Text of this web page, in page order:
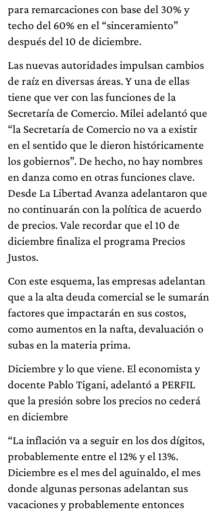
para remarcaciones con base del 30% y
techo del 60% en el “sinceramiento”
después del 10 de diciembre.
Las nuevas autoridades impulsan cambios
de raíz en diversas áreas. Y una de ellas
tiene que ver con las funciones de la
Secretaría de Comercio. Milei adelantó que
“la Secretaría de Comercio no va a existir
en el sentido que le dieron históricamente
los gobiernos”. De hecho, no hay nombres
en danza como en otras funciones clave.
Desde La Libertad Avanza adelantaron que
no continuarán con la política de acuerdo
de precios. Vale recordar que el 10 de
diciembre finaliza el programa Precios
Justos.
Con este esquema, las empresas adelantan
que a la alta deuda comercial se le sumarán
factores que impactarán en sus costos,
como aumentos en la nafta, devaluación o
subas en la materia prima.
Diciembre y lo que viene. El economista y
docente Pablo Tigani, adelantó a PERFIL
que la presión sobre los precios no cederá
en diciembre
“La inflación va a seguir en los dos dígitos,
probablemente entre el 12% y el 13%.
Diciembre es el mes del aguinaldo, el mes
donde algunas personas adelantan sus
vacaciones y probablemente entonces